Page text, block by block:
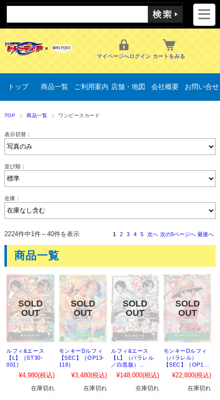
マイページへログイン カートをみる
トップ 商品一覧 ご利用案内 店舗・地図 会社概要 お問い合せ
TOP 商品一覧 ワンピースカード
表示切替：
並び順：
在庫：
2224件中1件～40件を表示 1 2 3 4 5 次へ 次の5ページへ 最後へ
商品一覧
ルフィ&エース
【L】｛ST30-
001｝
¥4,980(税込)
在庫切れ
モンキーDルフィ
【SEC】｛OP13-
118｝
¥3,480(税込)
在庫切れ
ルフィ&エース
【L】（パラレル
／白黒版）
｛ST30-001｝
¥148,000(税込)
在庫切れ
モンキーDルフィ
（パラレル）
【SEC】｛OP13-
118｝¥22,800(税込)
在庫切れ